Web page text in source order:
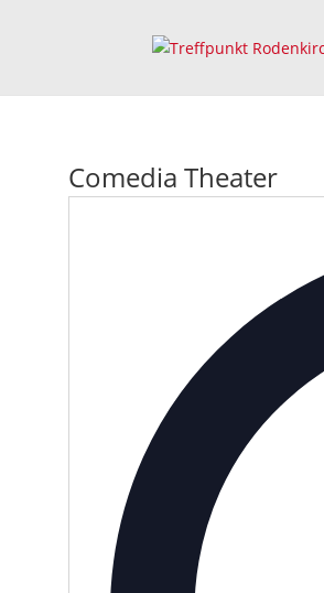
Comedia Theater